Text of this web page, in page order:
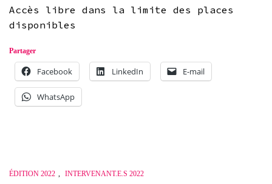
Accès libre dans la limite des places
disponibles
Partager
Facebook LinkedIn E-mail
WhatsApp
ÉDITION 2022 INTERVENANT.E.S 2022